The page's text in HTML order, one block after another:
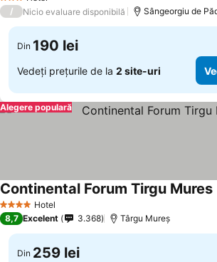
3 Stele
/ Nicio evaluare disponibilă Sângeorgiu de
Din 190 lei
Vedeți prețurile de la 2 site-uri
Alegere populară
4 Stele Hotel
Continental Forum Tirgu Mures
8,7 Excelent 3.368 Târgu Mureș
Din 259 lei